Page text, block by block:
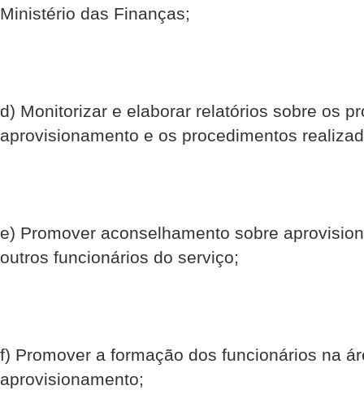
Ministério das Finanças;
d) Monitorizar e elaborar relatórios sobre os
aprovisionamento e os procedimentos
e) Promover aconselhamento sobre
outros funcionários do serviço;
f) Promover a formação dos funcionários na
aprovisionamento;